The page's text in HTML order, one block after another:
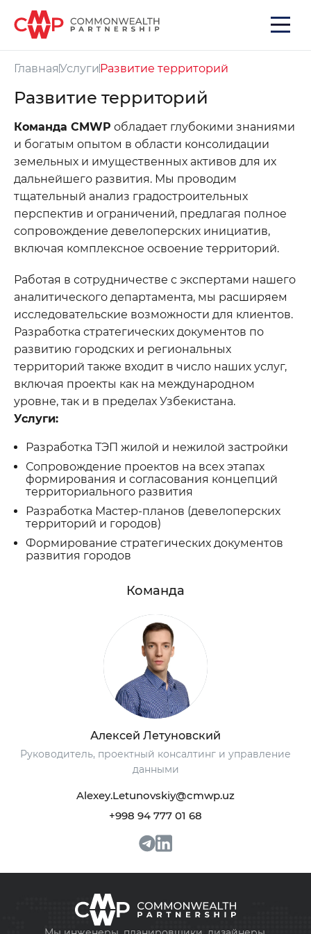
ГлавнаяУслугиРазвитие территорий
Развитие территорий
Команда CMWP обладает глубокими знаниями
и богатым опытом в области консолидации
земельных и имущественных активов для их
дальнейшего развития. Мы проводим
тщательный анализ градостроительных
перспектив и ограничений, предлагая полное
сопровождение девелоперских инициатив,
включая комплексное освоение территорий.
Работая в сотрудничестве с экспертами нашего
аналитического департамента, мы расширяем
исследовательские возможности для клиентов.
Разработка стратегических документов по
развитию городских и региональных
территорий также входит в число наших услуг,
включая проекты как на международном
уровне, так и в пределах Узбекистана.
Услуги:
Разработка ТЭП жилой и нежилой застройки
Сопровождение проектов на всех этапах
формирования и согласования концепций
территориального развития
Разработка Мастер-планов (девелоперских
территорий и городов)
Формирование стратегических документов
развития городов
Команда
Алексей Летуновский
Руководитель, проектный консалтинг и управление
данными
Alexey.Letunovskiy@cmwp.uz
+998 94 777 01 68
Хотите получить консультацию?
Ваше имя*
Номер телефона *
Ваше сообщение
Отправить
info@cmwp.uz